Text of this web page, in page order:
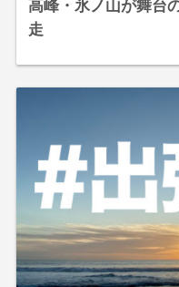
高峰・氷ノ山が舞台
走